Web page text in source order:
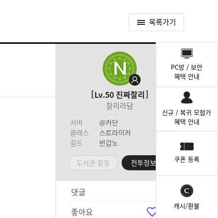
목록가기
Lv.50 진짜찰리
찰리라담
서버
@카단
클래스
스트라이커
길드
반갑노
도서관 활동 전투정보실
댓글
좋아요
PC방 / 보안
혜택 안내
신규 / 복귀 모험가
혜택 안내
쿠폰 등록
캐시/환불